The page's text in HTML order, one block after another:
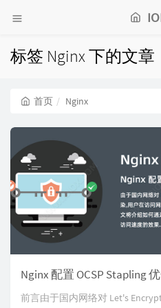
标签 Nginx 下的文章
首页 Nginx
Nginx 配置 OCSP Stapling
前言由于国内网络对 Let's